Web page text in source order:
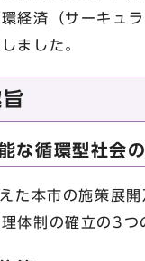
経済（サーキュ
ました。
循環型社会の
本市の施策展開
体制の確立の3つ